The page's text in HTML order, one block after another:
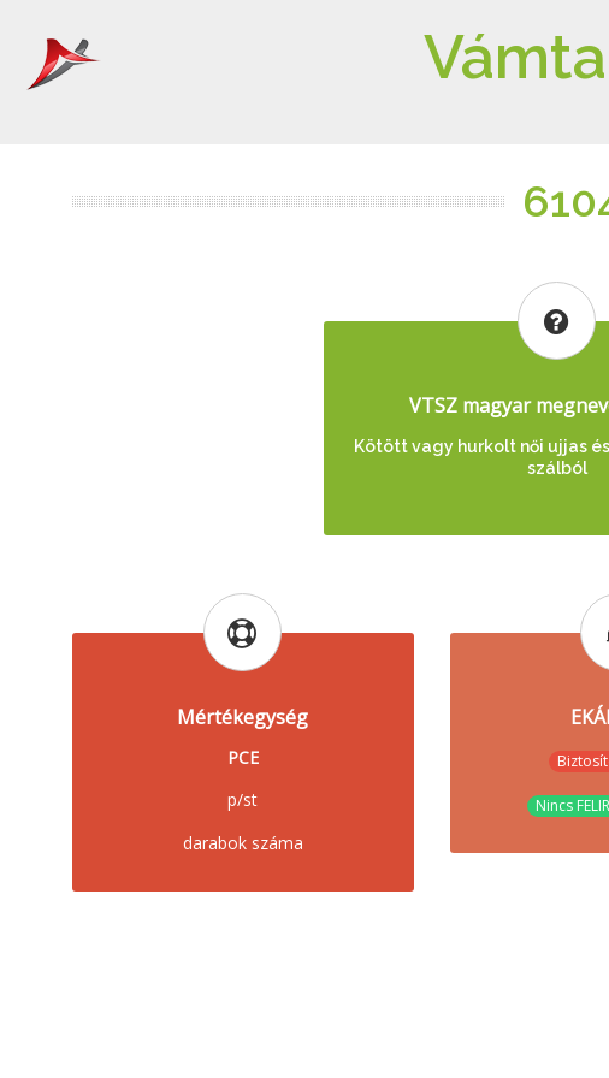
VTSZ magyar
Kötött vagy hurkolt női ujjas
szálból
Mértékegység
PCE
p/st
darabok száma
Nincs